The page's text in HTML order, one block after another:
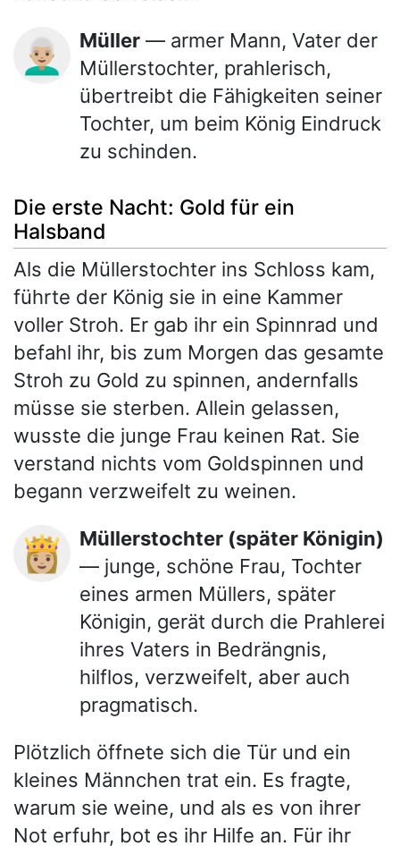
👨🏼‍🦳 Müller — armer Mann, Vater der
Müllerstochter, prahlerisch,
übertreibt die Fähigkeiten seiner
Tochter, um beim König Eindruck
zu schinden.
Die erste Nacht: Gold für ein
Halsband
Als die Müllerstochter ins Schloss kam,
führte der König sie in eine Kammer
voller Stroh. Er gab ihr ein Spinnrad und
befahl ihr, bis zum Morgen das gesamte
Stroh zu Gold zu spinnen, andernfalls
müsse sie sterben. Allein gelassen,
wusste die junge Frau keinen Rat. Sie
verstand nichts vom Goldspinnen und
begann verzweifelt zu weinen.
👸🏼
Müllerstochter (später Königin)
— junge, schöne Frau, Tochter
eines armen Müllers, später
Königin, gerät durch die Prahlerei
ihres Vaters in Bedrängnis,
hilflos, verzweifelt, aber auch
pragmatisch.
Plötzlich öffnete sich die Tür und ein
kleines Männchen trat ein. Es fragte,
warum sie weine, und als es von ihrer
Not erfuhr, bot es ihr Hilfe an. Für ihr